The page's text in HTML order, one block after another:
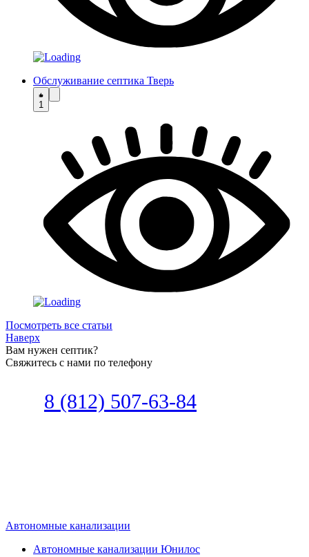
Обслуживание септика Тверь
1
Посмотреть все статьи
Наверх
Вам нужен септик?
Свяжитесь с нами по телефону
8 (812) 507-63-84
Автономные канализации
Автономные канализации Юнилос